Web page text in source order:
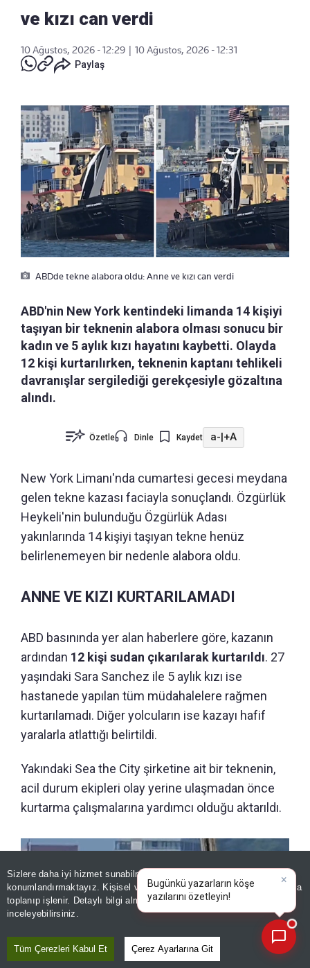
Sizlere daha iyi hizmet sunabilmek adına sitemizde
konumlandırmaktayız. Kişisel verileriniz, KVKK ve GDPR kapsamında
toplanıp işlenir. Detaylı bilgi almak içinAydınlatma Metnimizi
inceleyebilirsiniz.
Tüm Çerezleri Kabul Et Çerez Ayarlarına Git
ve kızı can verdi
10 Ağustos, 2026 - 12:29
10 Ağustos, 2026 - 12:31
Paylaş
ABDde tekne alabora oldu: Anne ve kızı can verdi
ABD'nin New York kentindeki limanda 14 kişiyi
taşıyan bir teknenin alabora olması sonucu bir
kadın ve 5 aylık kızı hayatını kaybetti. Olayda
12 kişi kurtarılırken, teknenin kaptanı tehlikeli
davranışlar sergilediği gerekçesiyle gözaltına
alındı.
Özetle Dinle Kaydet a-|+A
New York Limanı'nda cumartesi gecesi meydana
gelen tekne kazası faciayla sonuçlandı. Özgürlük
Heykeli'nin bulunduğu Özgürlük Adası
yakınlarında 14 kişiyi taşıyan tekne henüz
belirlenemeyen bir nedenle alabora oldu.
ANNE VE KIZI KURTARILAMADI
ABD basınında yer alan haberlere göre, kazanın
ardından 12 kişi sudan çıkarılarak kurtarıldı. 27
yaşındaki Sara Sanchez ile 5 aylık kızı ise
hastanede yapılan tüm müdahalelere rağmen
kurtarılamadı. Diğer yolcuların ise kazayı hafif
yaralarla atlattığı belirtildi.
Yakındaki Sea the City şirketine ait bir teknenin,
acil durum ekipleri olay yerine ulaşmadan önce
kurtarma çalışmalarına yardımcı olduğu aktarıldı.
Bugünkü yazarl